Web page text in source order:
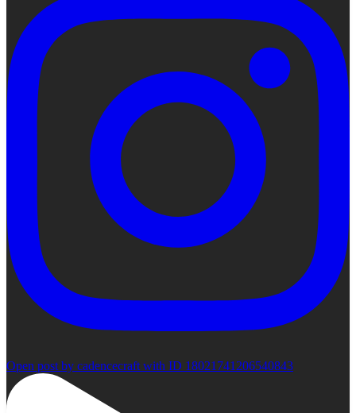
Open post by cadencecraft with ID 18021741206540843